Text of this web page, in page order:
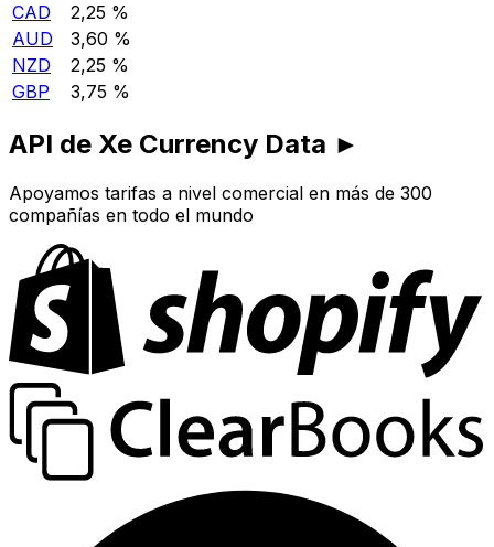
CAD
2,25 %
AUD
3,60 %
NZD
2,25 %
GBP
3,75 %
API de Xe Currency Data ►
Apoyamos tarifas a nivel comercial en más de 300
compañías en todo el mundo